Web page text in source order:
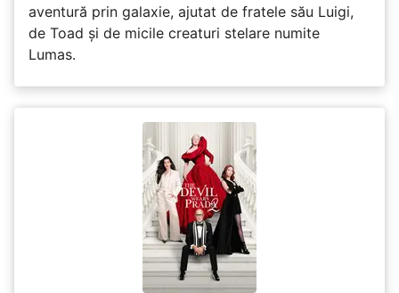
aventură prin galaxie, ajutat de fratele său Luigi,
de Toad și de micile creaturi stelare numite
Lumas.